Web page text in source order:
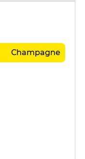
Champagne